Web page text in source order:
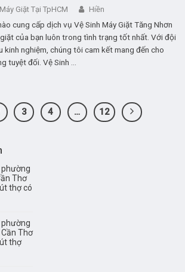
Giặt Tại TpHCM Hiền
cung cấp dịch vụ Vệ Sinh Máy Giặt Tăng Nhơn
của bạn luôn trong tình trạng tốt nhất. Với đội
kinh nghiệm, chúng tôi cam kết mang đến cho
tuyệt đối. Vệ Sinh ...
3 4 … 12
Thơ
thợ có
Cần Thơ
thợ